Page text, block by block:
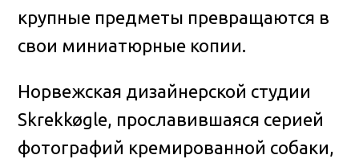
крупные предметы превращаются в
свои миниатюрные копии.
Норвежская дизайнерской студии
Skrekkøgle, прославившаяся серией
фотографий кремированной собаки,